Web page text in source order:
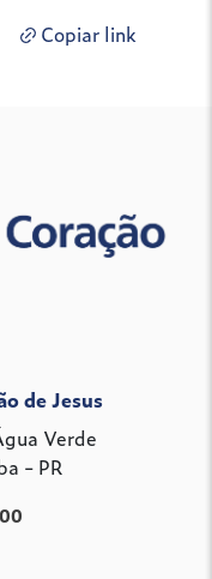
Copiar link
de Jesus
Verde
- PR